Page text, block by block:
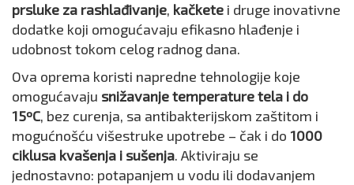
prsluke za rashlađivanje, kačkete i druge inovativne
dodatke koji omogućavaju efikasno hlađenje i
udobnost tokom celog radnog dana.
Ova oprema koristi napredne tehnologije koje
omogućavaju snižavanje temperature tela i do
15ºC, bez curenja, sa antibakterijskom zaštitom i
mogućnošću višestruke upotrebe – čak i do 1000
ciklusa kvašenja i sušenja. Aktiviraju se
jednostavno: potapanjem u vodu ili dodavanjem